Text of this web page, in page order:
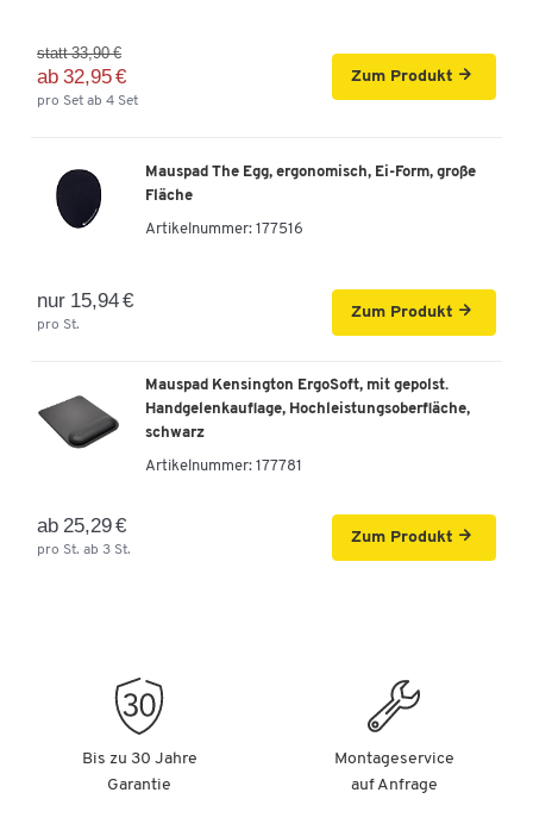
statt 33,90 €
ab 32,95 €
pro Set ab 4 Set
Zum Produkt
Mauspad The Egg, ergonomisch, Ei-Form, große
Fläche
Artikelnummer: 177516
nur 15,94 €
pro St.
Zum Produkt
Mauspad Kensington ErgoSoft, mit gepolst.
Handgelenkauflage, Hochleistungsoberfläche,
schwarz
Artikelnummer: 177781
ab 25,29 €
pro St. ab 3 St.
Zum Produkt
Bis zu 30 Jahre
Garantie
Montageservice
auf Anfrage